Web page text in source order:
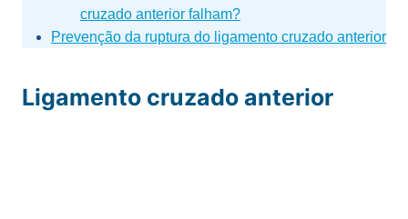
cruzado anterior falham?
Prevenção da ruptura do ligamento cruzado anterior
Ligamento cruzado anterior